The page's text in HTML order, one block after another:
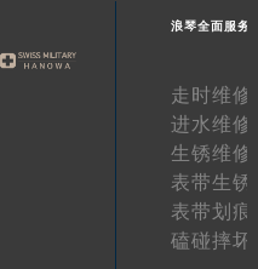
浪琴全面服务
走时维修
进水维修
生锈维修
表带生锈
表带划痕
磕碰摔坏